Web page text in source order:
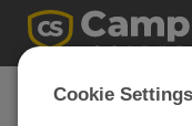
ユタ州のエ
Cookie Settings